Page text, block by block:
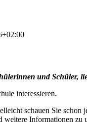
und Schüler,
interessieren.
schauen Sie
weitere Informationen zu